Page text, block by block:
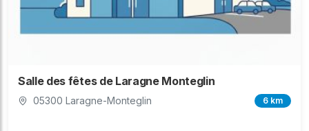
Salle des fêtes de Laragne Monteglin
05300 Laragne-Monteglin 6 km